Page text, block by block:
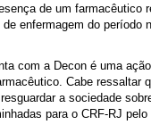
de um farmacêutico
enfermagem do período
com a Decon é uma
Cabe ressaltar
a sociedade
para o CRF-RJ